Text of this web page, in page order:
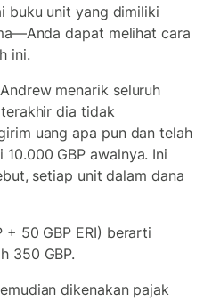
buku unit yang dimiliki
dapat melihat cara
ini.
menarik seluruh
dia tidak
uang apa pun dan telah
GBP awalnya. Ini
setiap unit dalam dana
+ 50 GBP ERI) berarti
350 GBP.
dikenakan pajak